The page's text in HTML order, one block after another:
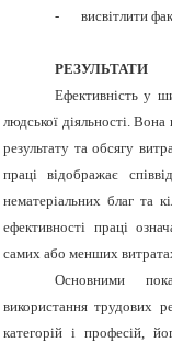
-
висвітлити
РЕЗУЛЬТАТИ
Ефективність у
людської діяльності.
результату та обсягу
праці відображає
нематеріальних благ та
ефективності праці
самих або менших
Основними
використання трудових
категорій і професій,